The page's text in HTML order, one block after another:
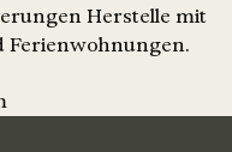
Herstelle mit
Ferienwohnungen.